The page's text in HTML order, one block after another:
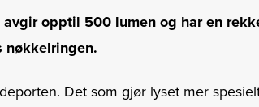
EDITION
antall
opptil 500 lumen og har en
nøkkelringen.
Det som gjør lyset mer